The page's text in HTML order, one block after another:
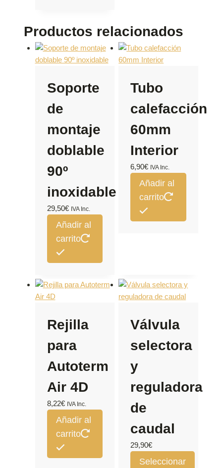
Productos relacionados
Soporte
de
montaje
doblable
90º
inoxidable
29,50€ IVA Inc.
Añadir al
carrito
Tubo
calefacción
60mm
Interior
6,90€ IVA Inc.
Añadir al
carrito
Rejilla
para
Autoterm
Air 4D
8,22€ IVA Inc.
Añadir al
carrito
Válvula
selectora
y
reguladora
de
caudal
29,90€
Seleccionar